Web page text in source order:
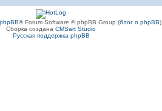
phpBB® Forum Software © phpBB Group (блог о phpBB)
Сборка создана CMSart Studio
Русская поддержка phpBB